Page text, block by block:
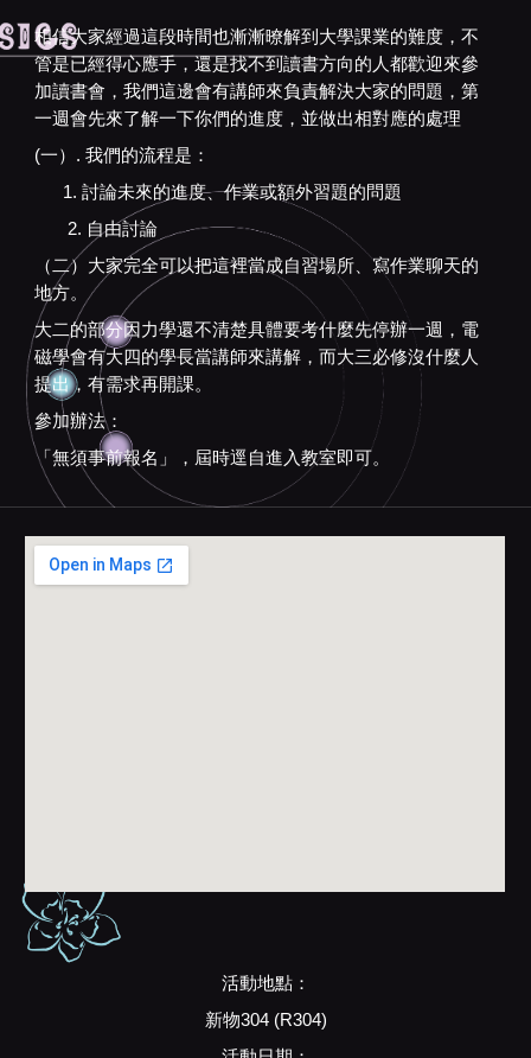
相信大家經過這段時間也漸漸暸解到大學課業的難度，不
管是已經得心應手，還是找不到讀書方向的人都歡迎來參
加讀書會，我們這邊會有講師來負責解決大家的問題，第
一週會先來了解一下你們的進度，並做出相對應的處理
(一）. 我們的流程是：
1. 討論未來的進度、作業或額外習題的問題
2. 自由討論
（二）大家完全可以把這裡當成自習場所、寫作業聊天的
地方。
大二的部分因力學還不清楚具體要考什麼先停辦一週，電
磁學會有大四的學長當講師來講解，而大三必修沒什麼人
提出，有需求再開課。
參加辦法：
「無須事前報名」，屆時逕自進入教室即可。
活動地點：
新物304 (R304)